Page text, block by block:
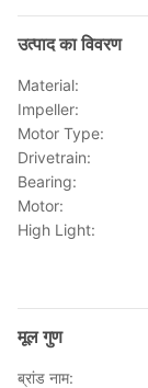
उत्पाद का विवरण
Material:
Impeller:
Motor Type:
Drivetrain:
Bearing:
Motor:
High Light:
मूल गुण
ब्रांड नाम: